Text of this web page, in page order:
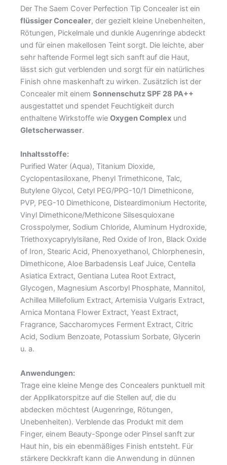
Der The Saem Cover Perfection Tip Concealer ist ein
flüssiger Concealer, der gezielt kleine Unebenheiten,
Rötungen, Pickelmale und dunkle Augenringe abdeckt
und für einen makellosen Teint sorgt. Die leichte, aber
sehr haftende Formel legt sich sanft auf die Haut,
lässt sich gut verblenden und sorgt für ein natürliches
Finish ohne maskenhaft zu wirken. Zusätzlich ist der
Concealer mit einem Sonnenschutz SPF 28 PA++
ausgestattet und spendet Feuchtigkeit durch
enthaltene Wirkstoffe wie Oxygen Complex und
Gletscherwasser.
Inhaltsstoffe:
Purified Water (Aqua), Titanium Dioxide,
Cyclopentasiloxane, Phenyl Trimethicone, Talc,
Butylene Glycol, Cetyl PEG/PPG-10/1 Dimethicone,
PVP, PEG-10 Dimethicone, Disteardimonium Hectorite,
Vinyl Dimethicone/Methicone Silsesquioxane
Crosspolymer, Sodium Chloride, Aluminum Hydroxide,
Triethoxycaprylylsilane, Red Oxide of Iron, Black Oxide
of Iron, Stearic Acid, Phenoxyethanol, Chlorphenesin,
Dimethicone, Aloe Barbadensis Leaf Juice, Centella
Asiatica Extract, Gentiana Lutea Root Extract,
Glycogen, Magnesium Ascorbyl Phosphate, Mannitol,
Achillea Millefolium Extract, Artemisia Vulgaris Extract,
Arnica Montana Flower Extract, Yeast Extract,
Fragrance, Saccharomyces Ferment Extract, Citric
Acid, Sodium Benzoate, Potassium Sorbate, Glycerin
u. a.
Anwendungen:
Trage eine kleine Menge des Concealers punktuell mit
der Applikatorspitze auf die Stellen auf, die du
abdecken möchtest (Augenringe, Rötungen,
Unebenheiten). Verblende das Produkt mit dem
Finger, einem Beauty-Sponge oder Pinsel sanft zur
Haut hin, bis ein ebenmäßiges Finish entsteht. Für
stärkere Deckkraft kann die Anwendung in dünnen